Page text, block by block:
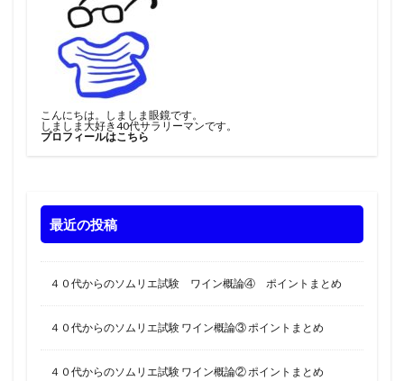
こんにちは。しましま眼鏡です。
しましま大好き40代サラリーマンです。
プロフィールはこちら
最近の投稿
４０代からのソムリエ試験 ワイン概論④ ポイントまとめ
４０代からのソムリエ試験 ワイン概論③ ポイントまとめ
４０代からのソムリエ試験 ワイン概論② ポイントまとめ